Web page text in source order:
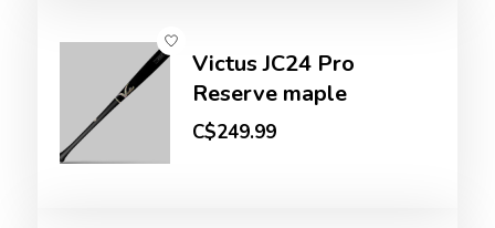
Victus JC24 Pro
Reserve maple
C$249.99